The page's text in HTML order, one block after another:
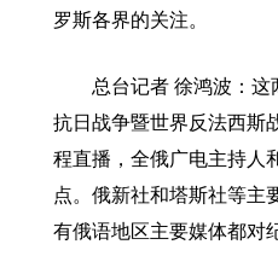
罗斯各界的关注。
总台记者 徐鸿波： 这
抗日战争暨世界反法西斯
程直播，全俄广电主持人
点。俄新社和塔斯社等主
有俄语地区主要媒体都对